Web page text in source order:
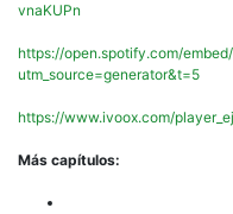
vnaKUPn
https://open.spotify.com/
utm_source=generator&t=5
https://www.ivoox.com/
Más capítulos: